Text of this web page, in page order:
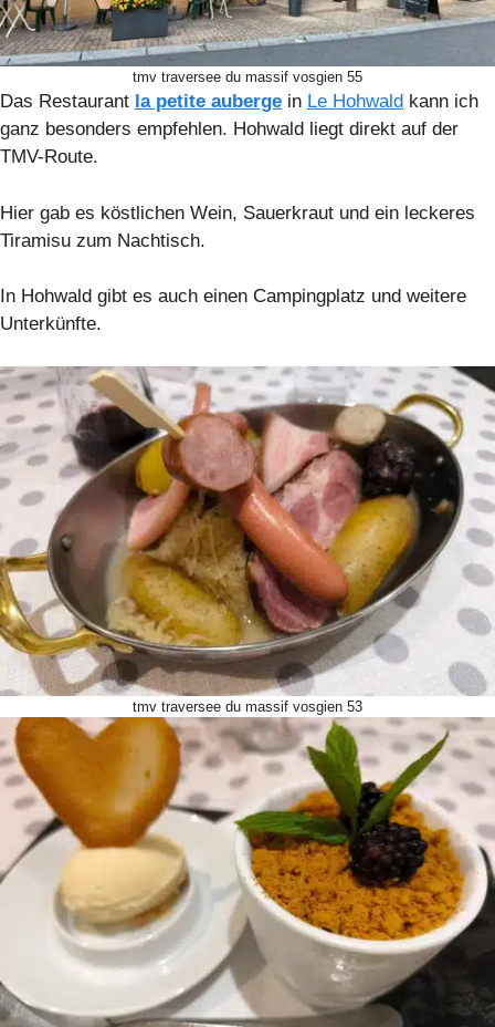
tmv traversee du massif vosgien 55
Das Restaurant la petite auberge in Le Hohwald kann ich
ganz besonders empfehlen. Hohwald liegt direkt auf der
TMV-Route.
Hier gab es köstlichen Wein, Sauerkraut und ein leckeres
Tiramisu zum Nachtisch.
In Hohwald gibt es auch einen Campingplatz und weitere
Unterkünfte.
tmv traversee du massif vosgien 53